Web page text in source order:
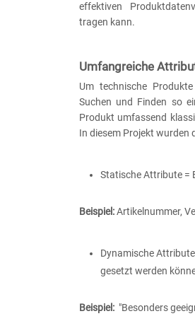
effektiven
tragen kann.
Umfangreiche
Um technische
Suchen und Finden so
Produkt umfassend
In diesem Projekt
Statische Attribute =
Beispiel:Artikelnummer,
Dynamische
gesetzt werden
Beispiel: "Besonders